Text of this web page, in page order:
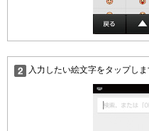
入力したい絵文字をタップしま